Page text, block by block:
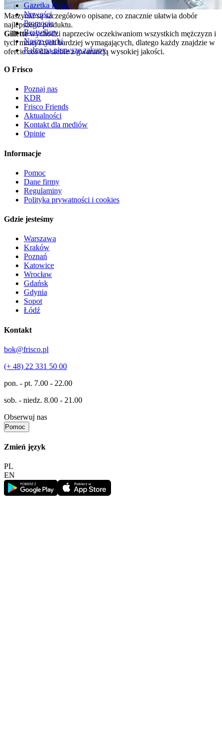
Maszynki są szczegółowo opisane, co znacznie ułatwia dobór
najlepszego produktu.
Gillettewychodzi naprzeciw oczekiwaniom wszystkich mężczyzn i
tych mniej i tych bardziej wymagających, dlatego każdy znajdzie w
ofercie coś dla siebie z gwarancją wysokiej jakości.
Gazetka Frisco
Nowości
Promocje
Bestsellery
Nasze marki
Rabat na pierwsze zakupy
O Frisco
Poznaj nas
KDR
Frisco Friends
Aktualności
Kontakt dla mediów
Opinie
Informacje
Pomoc
Dane firmy
Regulaminy
Polityka prywatności i cookies
Gdzie jesteśmy
Warszawa
Kraków
Poznań
Katowice
Wrocław
Gdańsk
Gdynia
Sopot
Łódź
Kontakt
bok@frisco.pl
(+ 48) 22 331 50 00
pon. - pt. 7.00 - 22.00
sob. - niedz. 8.00 - 21.00
Obserwuj nas
Pomoc
Zmień język
PL
EN